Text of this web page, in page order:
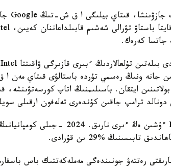
جاتسا كەرەك.
جانە ونىڭ رەسمي تۇردە باستالۋى قىتاي مەن
بولاتىنىن ايتقان. باسىلىمنىڭ اتاپ
دونالد ترامپ جاقىن كۇندەرى تەلەفون ارقىلى
تابىسىنىڭ %29 ىن قۇرادى.